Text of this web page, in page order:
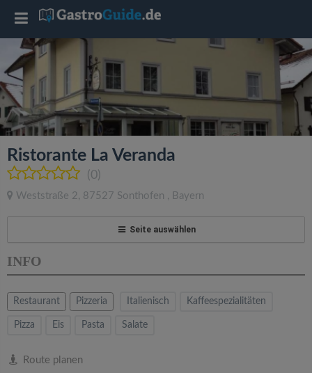
Ristorante La Veranda
(0)
Weststraße 2, 87527 Sonthofen , Bayern
Seite auswählen
INFO
Restaurant Pizzeria Italienisch Kaffeespezialitäten
Pizza Eis Pasta Salate
Route planen
T
o
g
l
e
a
v